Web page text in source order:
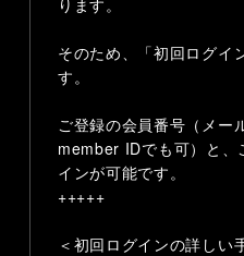
ります。
そのため、「初回ログイ
す。
ご登録の会員番号（メー
member IDでも可）と、
インが可能です。
+++++
＜初回ログインの詳しい